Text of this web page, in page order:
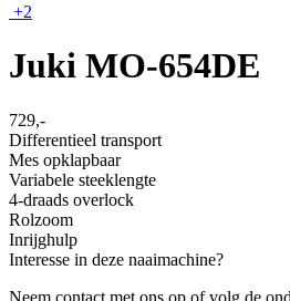
+2
Juki MO-654DE
729,-
Differentieel transport
Mes opklapbaar
Variabele steeklengte
4-draads overlock
Rolzoom
Inrijghulp
Interesse in deze naaimachine?
Neem contact met ons op of volg de